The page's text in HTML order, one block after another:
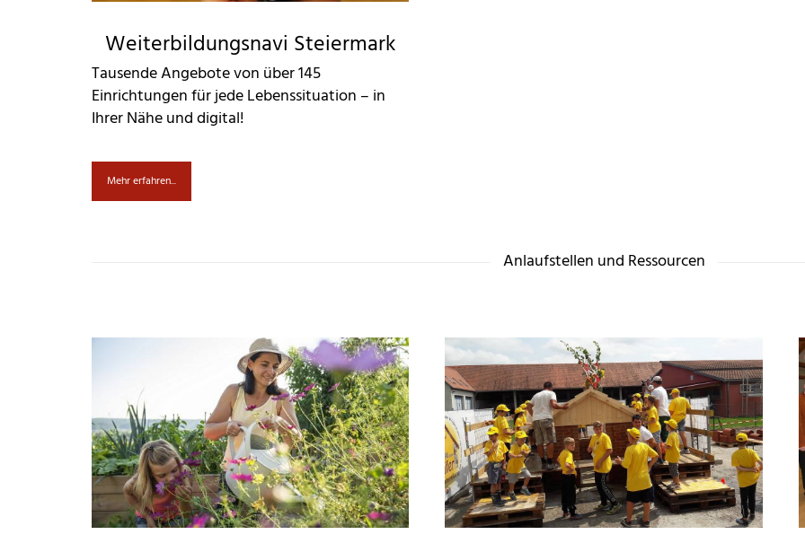
Weiterbildungsnavi Steiermark
Tausende Angebote von über 145
Einrichtungen für jede Lebenssituation – in
Ihrer Nähe und digital!
Mehr erfahren...
Anlaufstellen und Ressourcen